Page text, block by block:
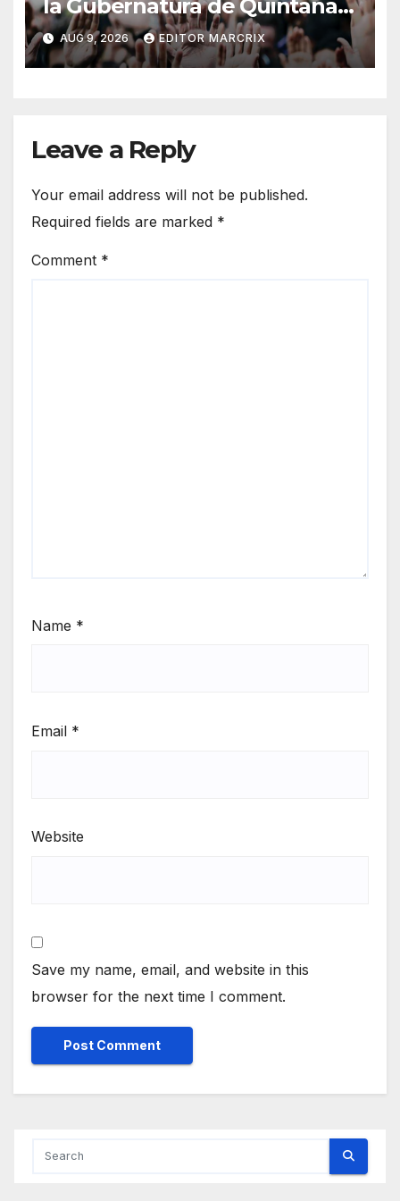
la Gubernatura de Quintana
Roo ya se realizan en Cancún
AUG 9, 2026 EDITOR MARCRIX
Leave a Reply
Your email address will not be published.
Required fields are marked *
Comment *
Name *
Email *
Website
Save my name, email, and website in this
browser for the next time I comment.